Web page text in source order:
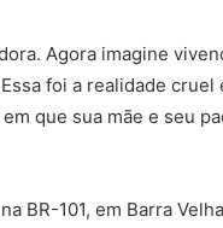
Agora imagine
foi a realidade
que sua mãe e seu
BR-101, em Barra